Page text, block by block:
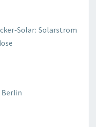
Solar: Solarstrom
Berlin